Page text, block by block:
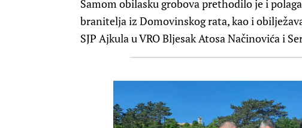
Samom obilasku grobova prethodilo je i
branitelja iz Domovinskog rata, kao i
SJP Ajkula u VRO Bljesak Atosa Načinovića i